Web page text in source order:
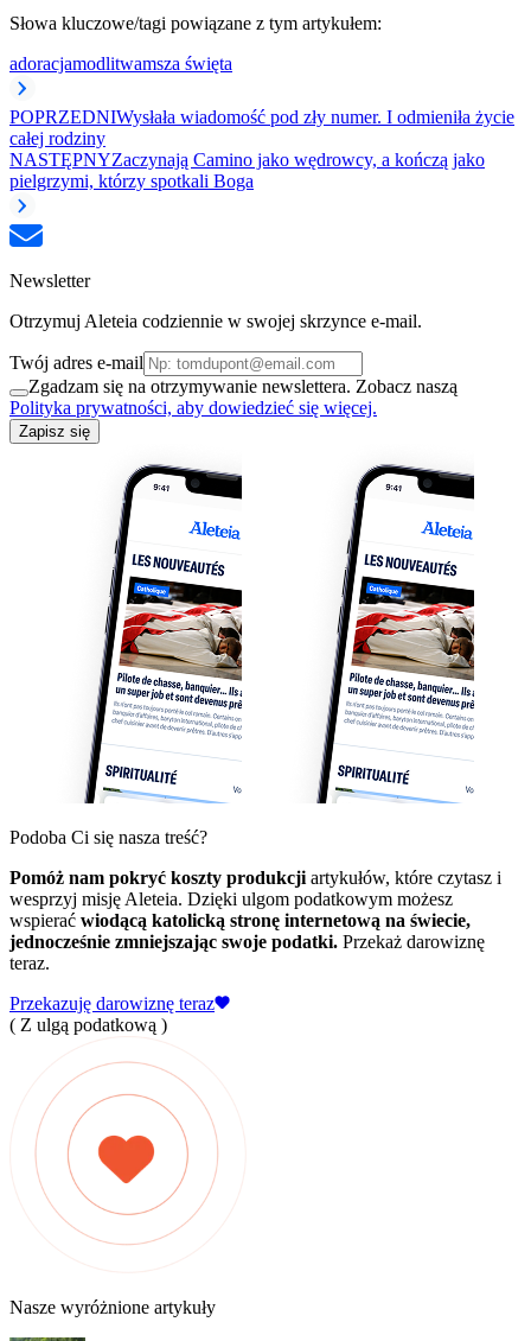
Słowa kluczowe/tagi powiązane z tym artykułem:
adoracjamodlitwamsza święta
POPRZEDNIWysłała wiadomość pod zły numer. I odmieniła życie
całej rodziny
NASTĘPNYZaczynają Camino jako wędrowcy, a kończą jako
pielgrzymi, którzy spotkali Boga
Newsletter
Otrzymuj Aleteia codziennie w swojej skrzynce e-mail.
Twój adres e-mail
Zgadzam się na otrzymywanie newslettera. Zobacz naszą
Polityka prywatności, aby dowiedzieć się więcej.
Zapisz się
Podoba Ci się nasza treść?
Pomóż nam pokryć koszty produkcji artykułów, które czytasz i
wesprzyj misję Aleteia. Dzięki ulgom podatkowym możesz
wspierać wiodącą katolicką stronę internetową na świecie,
jednocześnie zmniejszając swoje podatki. Przekaż darowiznę
teraz.
Przekazuję darowiznę teraz
( Z ulgą podatkową )
Nasze wyróżnione artykuły